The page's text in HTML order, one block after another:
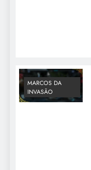
MARCOS DA
INVASÃO